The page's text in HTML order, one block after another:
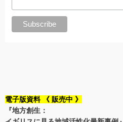
電子版資料 《 販売中 》
『地方創生：